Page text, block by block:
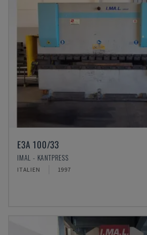
E3A 100/33
IMAL - KANTPRESS
ITALIEN 1997